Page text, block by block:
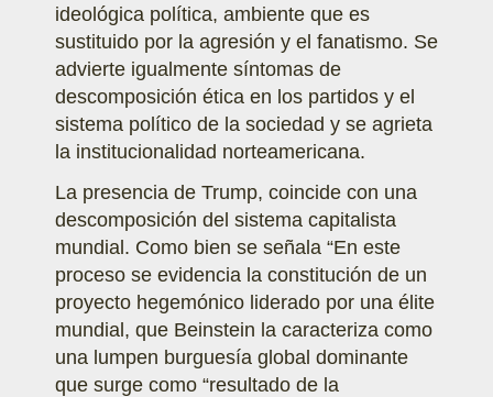
ideológica política, ambiente que es
sustituido por la agresión y el fanatismo. Se
advierte igualmente síntomas de
descomposición ética en los partidos y el
sistema político de la sociedad y se agrieta
la institucionalidad norteamericana.
La presencia de Trump, coincide con una
descomposición del sistema capitalista
mundial. Como bien se señala “En este
proceso se evidencia la constitución de un
proyecto hegemónico liderado por una élite
mundial, que Beinstein la caracteriza como
una lumpen burguesía global dominante
que surge como “resultado de la